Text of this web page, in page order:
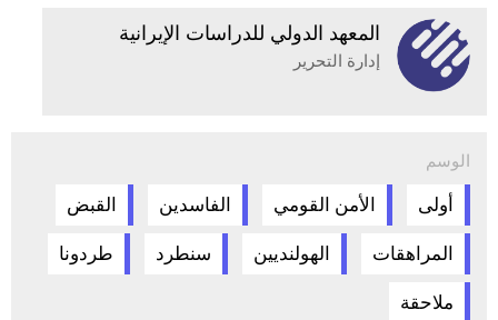
المعهد الدولي للدراسات الإيرانية
إدارة التحرير
الوسم
أولى الأمن القومي الفاسدين القبض
المراهقات الهولنديين سنطرد طردونا
ملاحقة